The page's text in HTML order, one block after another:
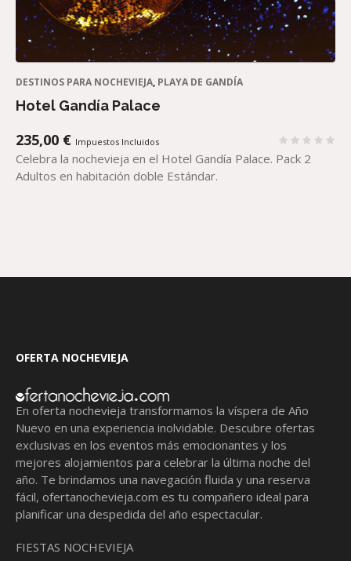
DESTINOS PARA NOCHEVIEJA, PLAYA DE GANDÍA
Hotel Gandía Palace
235,00 € Impuestos Incluidos
Celebra la nochevieja en el Hotel Gandía Palace. Pack 2
Adultos en habitación doble Estándar.
OFERTA NOCHEVIEJA
En oferta nochevieja transformamos la víspera de Año
Nuevo en una experiencia inolvidable. Descubre ofertas
exclusivas en los eventos más emocionantes y los
mejores alojamientos para celebrar la última noche del
año. Te brindamos una navegación fluida y una reserva
fácil,ofertanochevieja.com es tu compañero ideal para
planificar una despedida del año espectacular.
FIESTAS NOCHEVIEJA